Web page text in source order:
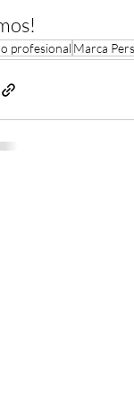
profesional Marca